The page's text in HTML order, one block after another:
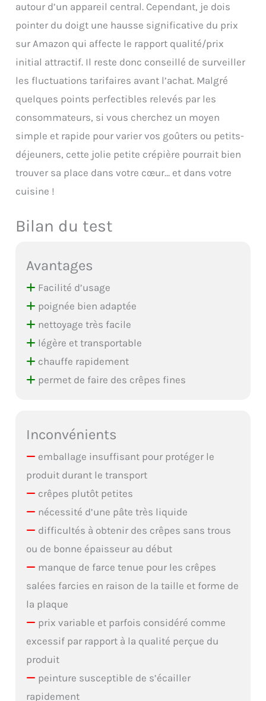
autour d’un appareil central. Cependant, je dois
pointer du doigt une hausse significative du prix
sur Amazon qui affecte le rapport qualité/prix
initial attractif. Il reste donc conseillé de surveiller
les fluctuations tarifaires avant l’achat. Malgré
quelques points perfectibles relevés par les
consommateurs, si vous cherchez un moyen
simple et rapide pour varier vos goûters ou petits-
déjeuners, cette jolie petite crépière pourrait bien
trouver sa place dans votre cœur… et dans votre
cuisine !
Bilan du test
Avantages
Facilité d’usage
poignée bien adaptée
nettoyage très facile
légère et transportable
chauffe rapidement
permet de faire des crêpes fines
Inconvénients
emballage insuffisant pour protéger le
produit durant le transport
crêpes plutôt petites
nécessité d’une pâte très liquide
difficultés à obtenir des crêpes sans trous
ou de bonne épaisseur au début
manque de farce tenue pour les crêpes
salées farcies en raison de la taille et forme de
la plaque
prix variable et parfois considéré comme
excessif par rapport à la qualité perçue du
produit
peinture susceptible de s’écailler
rapidement